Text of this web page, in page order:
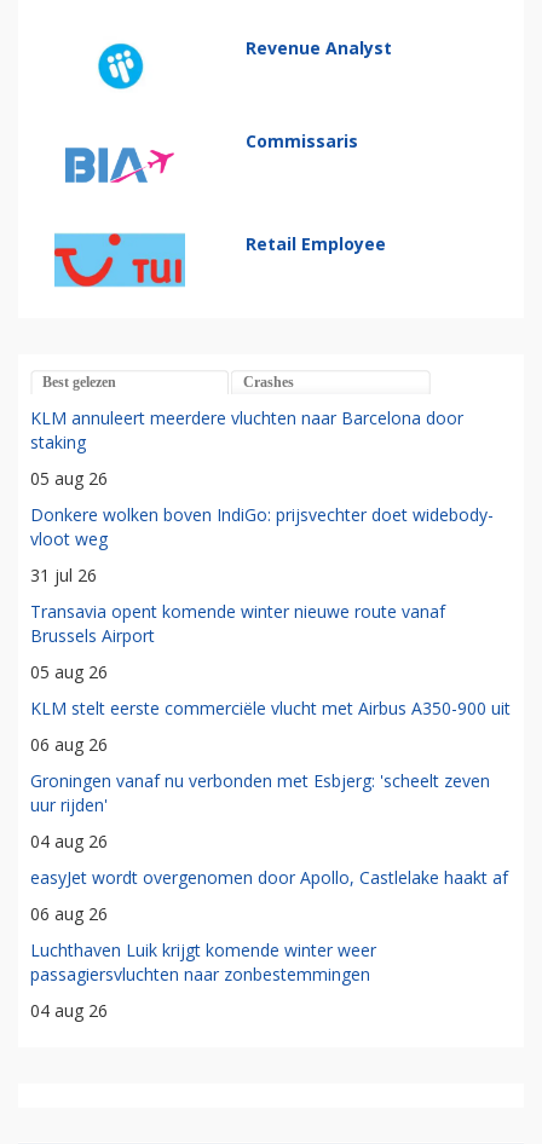
Revenue Analyst
Commissaris
Retail Employee
Best gelezen Crashes
KLM annuleert meerdere vluchten naar Barcelona door
staking
05 aug 26
Donkere wolken boven IndiGo: prijsvechter doet widebody-
vloot weg
31 jul 26
Transavia opent komende winter nieuwe route vanaf
Brussels Airport
05 aug 26
KLM stelt eerste commerciële vlucht met Airbus A350-900 uit
06 aug 26
Groningen vanaf nu verbonden met Esbjerg: 'scheelt zeven
uur rijden'
04 aug 26
easyJet wordt overgenomen door Apollo, Castlelake haakt af
06 aug 26
Luchthaven Luik krijgt komende winter weer
passagiersvluchten naar zonbestemmingen
04 aug 26